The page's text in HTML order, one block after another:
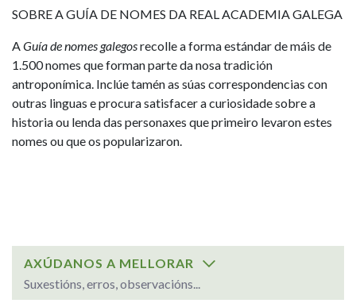
CASA-MUSEO EMILIA PARDO
BAZÁN
FIGURAS HOMENAXEADAS
HISTORIA
60 ANOS DLG
PRIMAVERA DAS LETRAS
PORTAL DAS PALABRAS
Facebook
TwitterYoutubeInstagram
Bluesky
SOBRE A GUÍA DE NOMES DA REAL ACADEMIA GALEGA
AGuía de nomes galegosrecolle a forma estándar de máis de
1.500 nomes que forman parte da nosa tradición
antroponímica. Inclúe tamén as súas correspondencias con
outras linguas e procura satisfacer a curiosidade sobre a
historia ou lenda das personaxes que primeiro levaron estes
nomes ou que os popularizaron.
AXÚDANOS A MELLORAR
Suxestións, erros, observacións...